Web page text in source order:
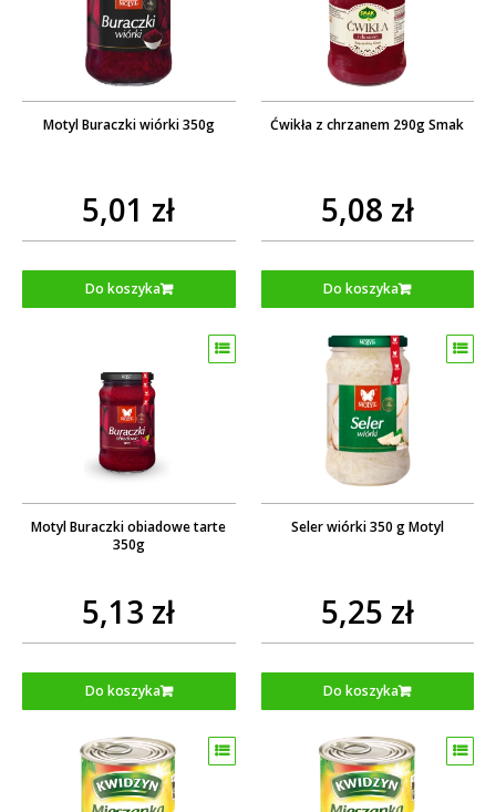
Motyl Buraczki wiórki 350g
5,01 zł
Do koszyka
Ćwikła z chrzanem 290g Smak
5,08 zł
Do koszyka
Motyl Buraczki obiadowe tarte
350g
5,13 zł
Do koszyka
Seler wiórki 350 g Motyl
5,25 zł
Do koszyka